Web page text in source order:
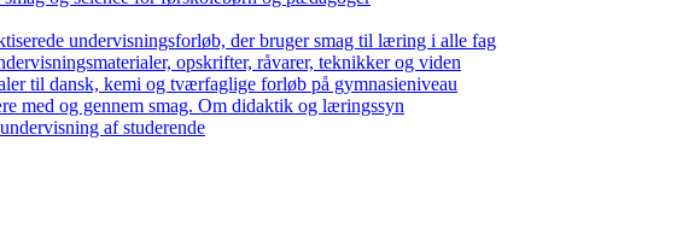
undervisningsforløb, der bruger smag til læring i alle fag
opskrifter, råvarer, teknikker og viden
til dansk, kemi og tværfaglige forløb på gymnasieniveau
med og gennem smag. Om didaktik og læringssyn
af studerende